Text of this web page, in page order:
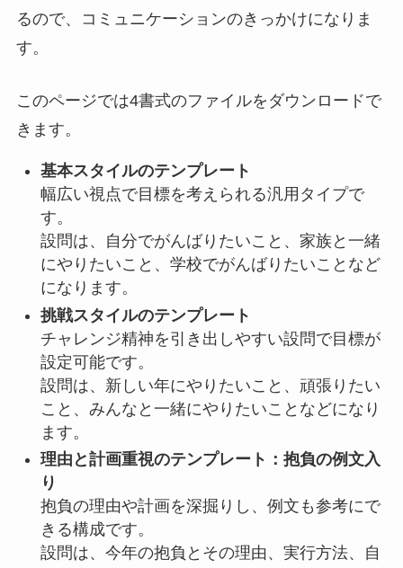
るので、コミュニケーションのきっかけになりま
す。
このページでは4書式のファイルをダウンロードで
きます。
基本スタイルのテンプレート
幅広い視点で目標を考えられる汎用タイプで
す。
設問は、自分でがんばりたいこと、家族と一緒
にやりたいこと、学校でがんばりたいことなど
になります。
挑戦スタイルのテンプレート
チャレンジ精神を引き出しやすい設問で目標が
設定可能です。
設問は、新しい年にやりたいこと、頑張りたい
こと、みんなと一緒にやりたいことなどになり
ます。
理由と計画重視のテンプレート：抱負の例文入
り
抱負の理由や計画を深掘りし、例文も参考にで
きる構成です。
設問は、今年の抱負とその理由、実行方法、自